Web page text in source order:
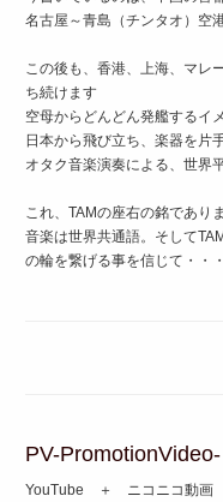
名古屋～青島（チンタオ）空
この後も、香港、上海、マレ
ち続けます
空母からどんどん発艦するイ
日本から飛び立ち、楽器を片
オタク音楽演奏による、世界
これ、TAMの座右の銘でありま
音楽は世界共通語。そして
の輪を繋げる事を信じて・・・
PV-PromotionVideo-
YouTube ＋ ニコニコ動画